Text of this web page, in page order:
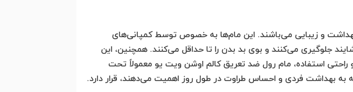
و زیبایی می‌باشند. این مام‌ها به خصوص توسط کمپانی‌های
جلوگیری می‌کنند و بوی بد بدن را تا حداقل می‌کنند. همچنین، این
استفاده، مام رول ضد تعریق کالم اوشن ویت یو معمولاً تحت
بهداشت فردی و احساس طراوت در طول روز اهمیت می‌دهند، قرار دارد.